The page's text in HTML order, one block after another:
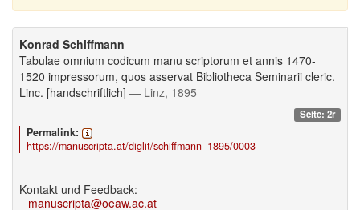
Konrad Schiffmann
Tabulae omnium codicum manu scriptorum et annis 1470-
1520 impressorum, quos asservat Bibliotheca Seminarii cleric.
Linc. [handschriftlich] — Linz, 1895
Seite: 2r
Permalink:
https://manuscripta.at/diglit/schiffmann_1895/0003
Kontakt und Feedback:
manuscripta@oeaw.ac.at